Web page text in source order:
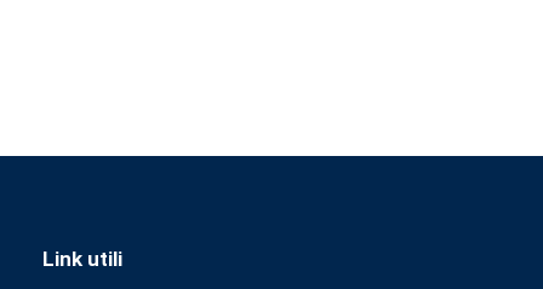
Link utili